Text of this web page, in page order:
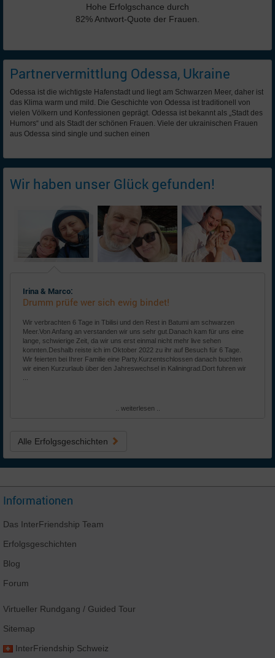
Hohe Erfolgschance durch
82% Antwort-Quote der Frauen.
Partnervermittlung Odessa, Ukraine
Odessa ist die wichtigste Hafenstadt und liegt am Schwarzen Meer, daher ist
das Klima warm und mild. Die Geschichte von Odessa ist traditionell von
vielen Völkern und Konfessionen geprägt. Odessa ist bekannt als „Stadt des
Humors“ und als Stadt der schönen Frauen. Viele der ukrainischen Frauen
aus Odessa sind single und suchen einen
Wir haben unser Glück gefunden!
Irina & Marco:
Drumm prüfe wer sich ewig bindet!
Wir verbrachten 6 Tage in Tbilisi und den Rest in Batumi am schwarzen
Meer.Von Anfang an verstanden wir uns sehr gut.Danach kam für uns eine
lange, schwierige Zeit, da wir uns erst einmal nicht mehr live sehen
konnten.Deshalb reiste ich im Oktober 2022 zu ihr auf Besuch für 6 Tage.
Wir feierten bei Ihrer Familie eine Party.Kurzentschlossen danach buchten
wir einen Kurzurlaub über den Jahreswechsel in Kaliningrad.Dort fuhren wir
.. weiterlesen ..
Alle Erfolgsgeschichten
Informationen
Das InterFriendship Team
Erfolgsgeschichten
Blog
Forum
Virtueller Rundgang / Guided Tour
Sitemap
InterFriendship Schweiz